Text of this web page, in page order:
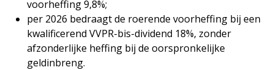
voorheffing 9,8%;
per 2026 bedraagt de roerende voorheffing bij een
kwalificerend VVPR-bis-dividend 18%, zonder
afzonderlijke heffing bij de oorspronkelijke
geldinbreng.